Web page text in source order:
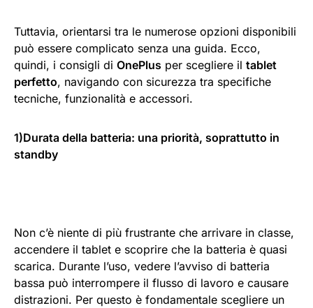
Tuttavia, orientarsi tra le numerose opzioni disponibili
può essere complicato senza una guida. Ecco,
quindi, i consigli di OnePlus per scegliere il tablet
perfetto, navigando con sicurezza tra specifiche
tecniche, funzionalità e accessori.
1)Durata della batteria: una priorità, soprattutto in
standby
Non c’è niente di più frustrante che arrivare in classe,
accendere il tablet e scoprire che la batteria è quasi
scarica. Durante l’uso, vedere l’avviso di batteria
bassa può interrompere il flusso di lavoro e causare
distrazioni. Per questo è fondamentale scegliere un